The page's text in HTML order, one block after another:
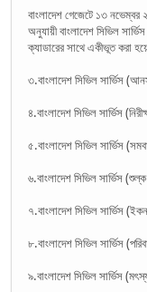
বাংলাদেশ গেজেটে ১৩
অনুযায়ী বাংলাদেশ সিভিল
ক্যাডারের সাথে একীভূত করা
৩.বাংলাদেশ সিভিল সার্ভিস
৪.বাংলাদেশ সিভিল সার্ভিস
৫.বাংলাদেশ সিভিল সার্ভিস
৬.বাংলাদেশ সিভিল সার্ভিস
৭.বাংলাদেশ সিভিল সার্ভিস
৮.বাংলাদেশ সিভিল সার্ভিস
৯.বাংলাদেশ সিভিল সার্ভিস